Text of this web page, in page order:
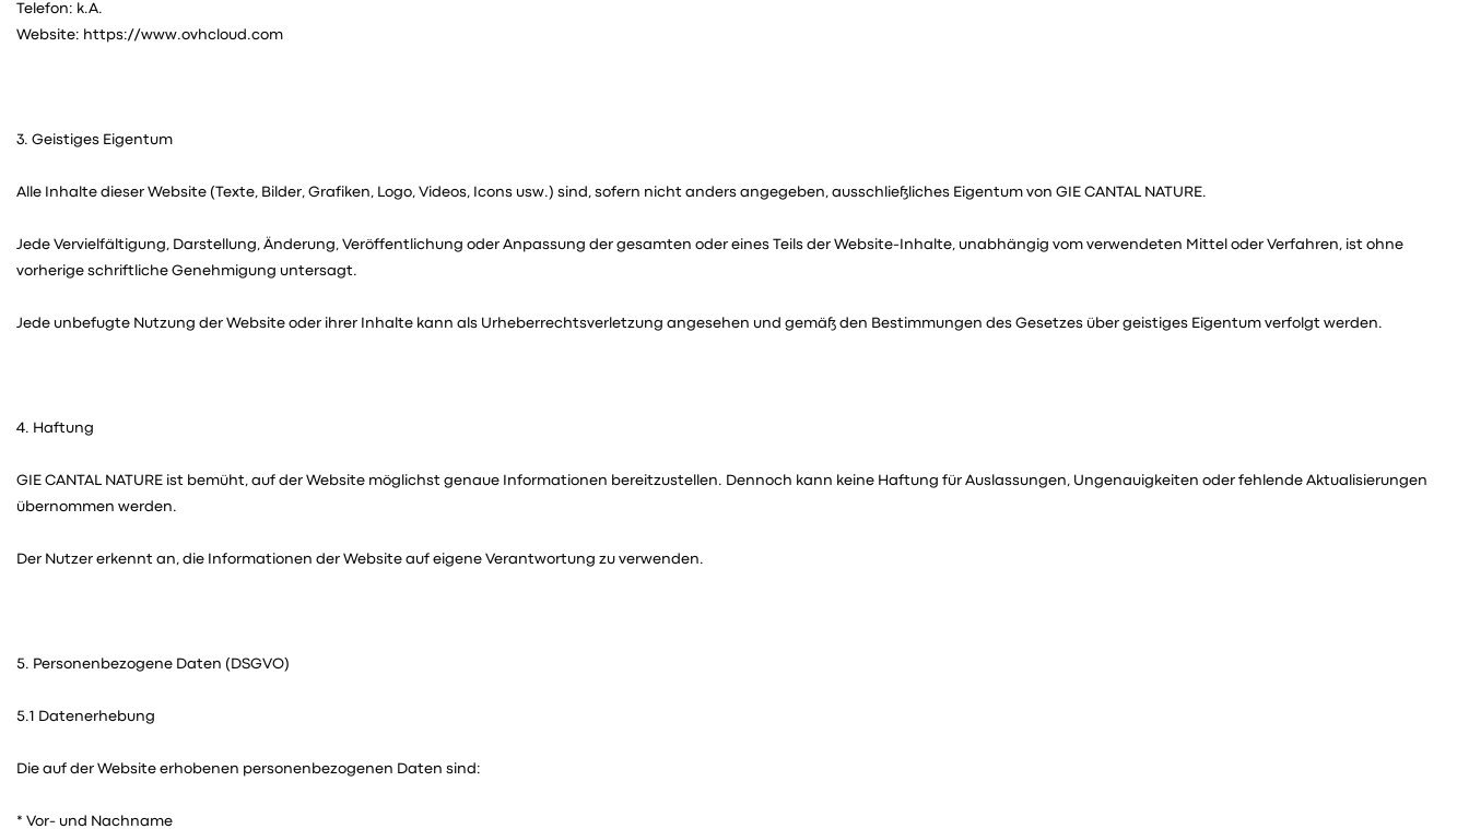
Telefon: k.A.
Website: https://www.ovhcloud.com
3. Geistiges Eigentum
Alle Inhalte dieser Website (Texte, Bilder, Grafiken, Logo, Videos, Icons usw.) sind, sofern nicht anders angegeben, ausschließliches Eigentum von GIE CANTAL NATURE.
Jede Vervielfältigung, Darstellung, Änderung, Veröffentlichung oder Anpassung der gesamten oder eines Teils der Website-Inhalte, unabhängig vom verwendeten Mittel oder Verfahren, ist ohne
vorherige schriftliche Genehmigung untersagt.
Jede unbefugte Nutzung der Website oder ihrer Inhalte kann als Urheberrechtsverletzung angesehen und gemäß den Bestimmungen des Gesetzes über geistiges Eigentum verfolgt werden.
4. Haftung
GIE CANTAL NATURE ist bemüht, auf der Website möglichst genaue Informationen bereitzustellen. Dennoch kann keine Haftung für Auslassungen, Ungenauigkeiten oder fehlende Aktualisierungen
übernommen werden.
Der Nutzer erkennt an, die Informationen der Website auf eigene Verantwortung zu verwenden.
5. Personenbezogene Daten (DSGVO)
5.1 Datenerhebung
Die auf der Website erhobenen personenbezogenen Daten sind:
* Vor- und Nachname